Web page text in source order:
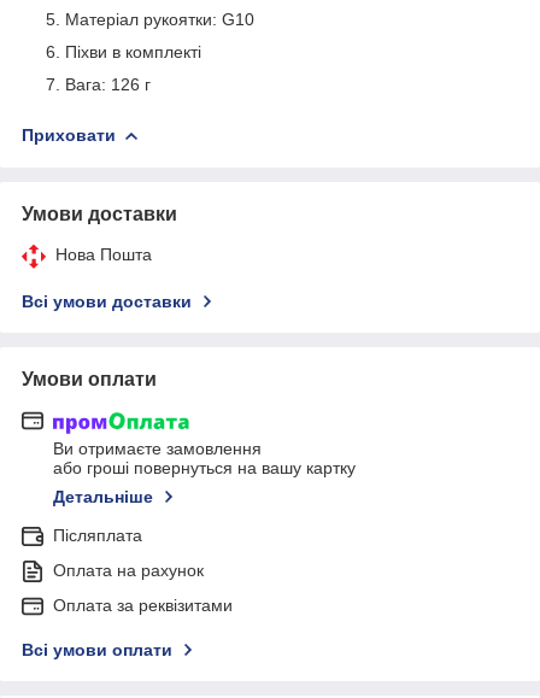
Матеріал рукоятки: G10
Піхви в комплекті
Вага: 126 г
Приховати
Умови доставки
Нова Пошта
Всі умови доставки
Умови оплати
Ви отримаєте замовлення
або гроші повернуться на вашу картку
Детальніше
Післяплата
Оплата на рахунок
Оплата за реквізитами
Всі умови оплати